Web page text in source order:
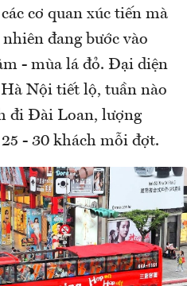
cơ quan xúc tiến mà
đang bước vào
- mùa lá đỏ. Đại diện
Nội tiết lộ, tuần nào
đi Đài Loan, lượng
- 30 khách mỗi đợt.